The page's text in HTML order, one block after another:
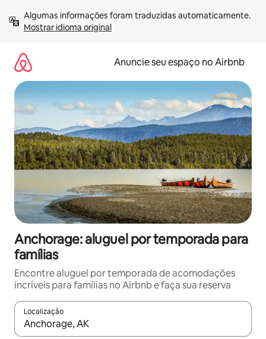
para
Mostrar idioma original
Anuncie seu espaço no Airbnb
Anchorage: aluguel por temporada para
famílias
Encontre aluguel por temporada de acomodações
incríveis para famílias no Airbnb e faça sua reserva
Localização
Quando os resultados estiverem disponíveis, explore-os